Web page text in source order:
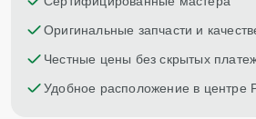
Оригинальные запчасти и
Честные цены без скрытых
Удобное расположение в центре